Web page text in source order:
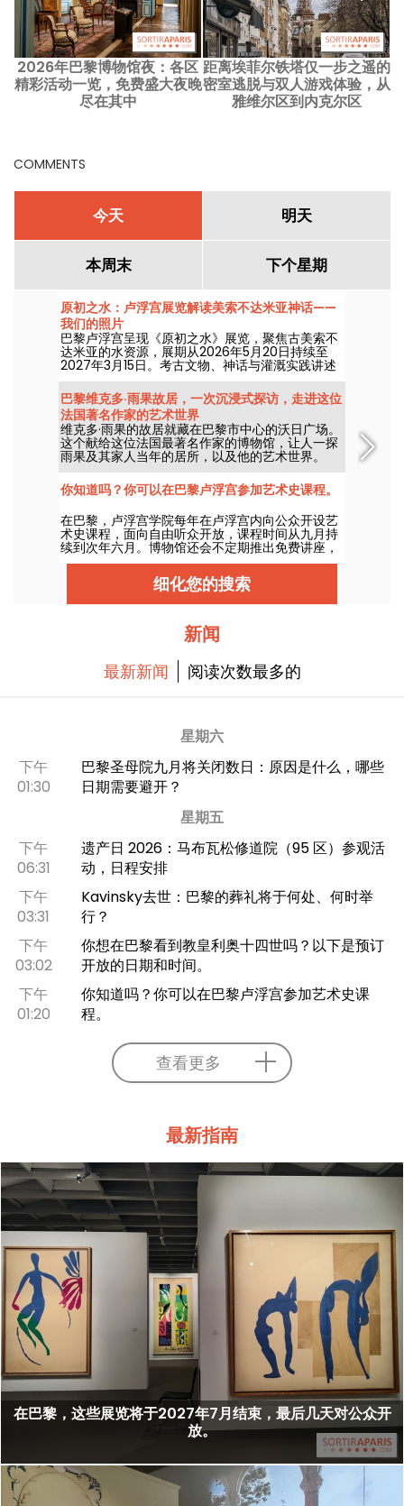
2026年巴黎博物馆夜：各区
精彩活动一览，免费盛大夜晚
尽在其中
距离埃菲尔铁塔仅一步之遥的
密室逃脱与双人游戏体验，从
雅维尔区到内克尔区
COMMENTS
今天 明天
本周末 下个星期
原初之水：卢浮宫展览解读美索不达米亚神话——
我们的照片
巴黎卢浮宫呈现《原初之水》展览，聚焦古美索不
达米亚的水资源，展期从2026年5月20日持续至
2027年3月15日。考古文物、神话与灌溉实践讲述
这一资源如何塑造了早期美索不达米亚社会。
巴黎维克多·雨果故居，一次沉浸式探访，走进这位
法国著名作家的艺术世界
维克多·雨果的故居就藏在巴黎市中心的沃日广场。
这个献给这位法国最著名作家的博物馆，让人一探
雨果及其家人当年的居所，以及他的艺术世界。
你知道吗？你可以在巴黎卢浮宫参加艺术史课程。
在巴黎，卢浮宫学院每年在卢浮宫内向公众开设艺
术史课程，面向自由听众开放，课程时间从九月持
续到次年六月。博物馆还会不定期推出免费讲座，
足以让你对艺术史了如指掌！
细化您的搜索
新闻
最新新闻 阅读次数最多的
星期六
下午
01:30
巴黎圣母院九月将关闭数日：原因是什么，哪些
日期需要避开？
星期五
下午
06:31
遗产日 2026：马布瓦松修道院（95 区）参观活
动，日程安排
下午
03:31
Kavinsky去世：巴黎的葬礼将于何处、何时举
行？
下午
03:02
你想在巴黎看到教皇利奥十四世吗？以下是预订
开放的日期和时间。
下午
01:20
你知道吗？你可以在巴黎卢浮宫参加艺术史课
程。
查看更多
最新指南
在巴黎，这些展览将于2027年7月结束，最后几天对公众开
放。